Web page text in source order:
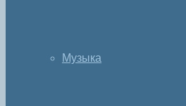
Музыка